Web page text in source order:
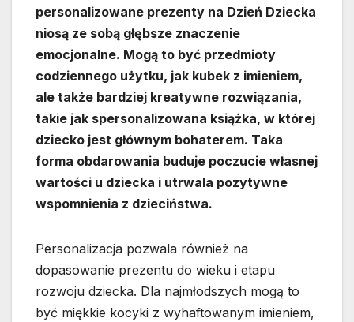
personalizowane prezenty na Dzień Dziecka
niosą ze sobą głębsze znaczenie
emocjonalne. Mogą to być przedmioty
codziennego użytku, jak kubek z imieniem,
ale także bardziej kreatywne rozwiązania,
takie jak spersonalizowana książka, w której
dziecko jest głównym bohaterem. Taka
forma obdarowania buduje poczucie własnej
wartości u dziecka i utrwala pozytywne
wspomnienia z dzieciństwa.
Personalizacja pozwala również na
dopasowanie prezentu do wieku i etapu
rozwoju dziecka. Dla najmłodszych mogą to
być miękkie kocyki z wyhaftowanym imieniem,